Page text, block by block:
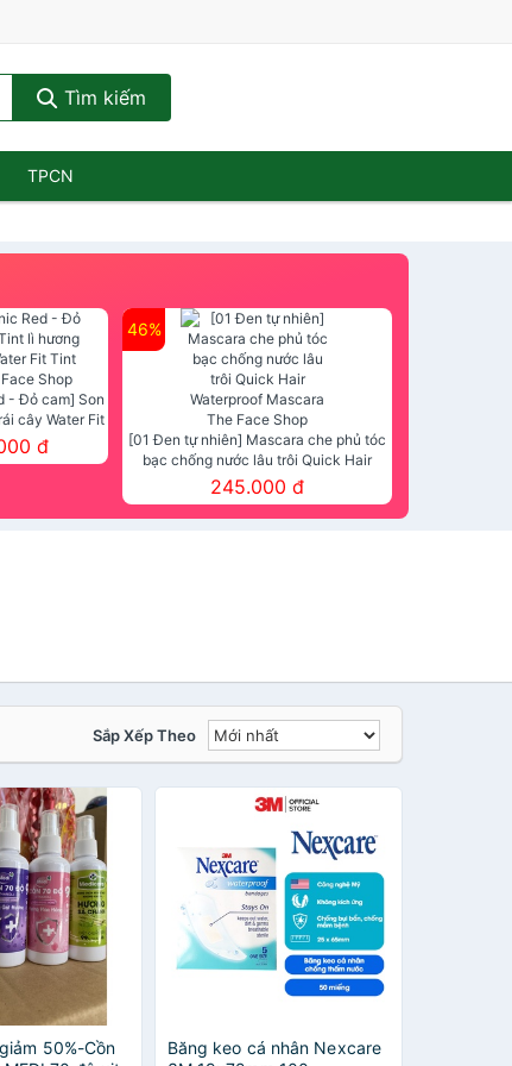
Tìm kiếm
TPCN
- Đỏ cam] Son
cây Water Fit
Face Shop
đ
46%
[01 Đen tự nhiên] Mascara che phủ tóc
bạc chống nước lâu trôi Quick Hair
Waterproof Mascara The Face Shop
245.000 đ
Sắp Xếp Theo
50%-Cồn
Băng keo cá nhân Nexcare